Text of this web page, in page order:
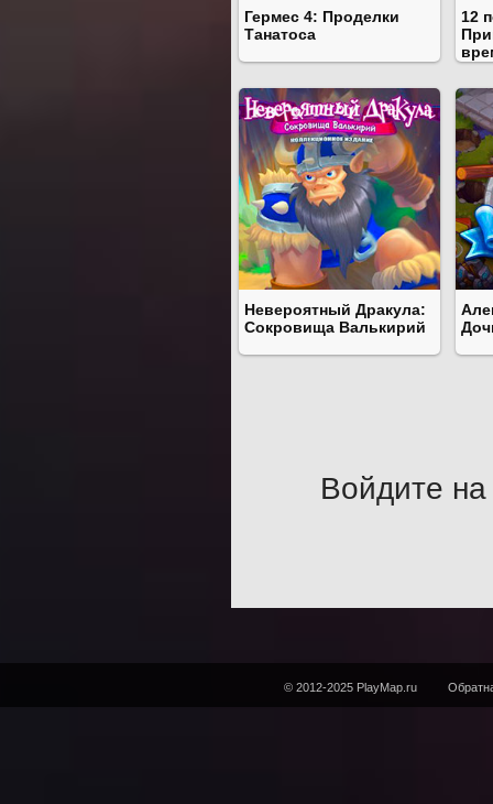
Гермес 4: Проделки
Танатоса
12
Невероятный Дракула:
Сокровища Валькирий
Войдите на
© 2012-2025 PlayMap.ru